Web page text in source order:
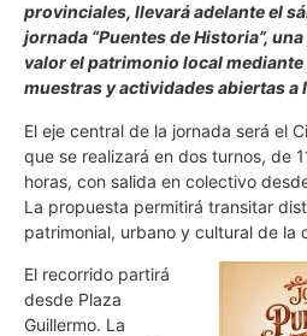
provinciales, llevará adelante el
jornada “Puentes de Historia”,
valor el patrimonio local
muestras y actividades abiertas a
El eje central de la jornada será el
que se realizará en dos turnos, de
horas, con salida en colectivo
La propuesta permitirá transitar
patrimonial, urbano y cultural de la
El recorrido partirá
desde Plaza
Guillermo. La